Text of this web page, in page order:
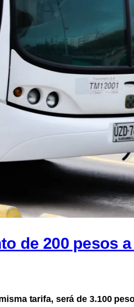
de 200 pesos
tarifa, será de 3.100